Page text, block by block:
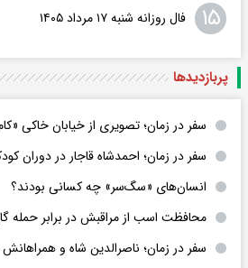
۱۵ فال روزانه شنبه ۱۷ مرداد ۱۴۰۵
پربازدید‌ها
سفر در زمان؛ تصویری از خیابان خاکی
سفر در زمان؛ احمدشاه قاجار در دوران
انسان‌های «سگ‌سر» چه کسانی بودند؟
محافظت اسب از مراقبش در برابر حمله
سفر در زمان؛ ناصرالدین شاه و